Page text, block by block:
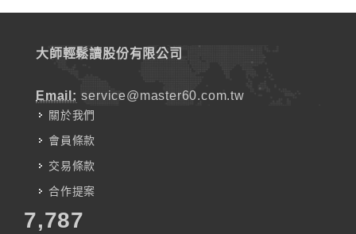
大師輕鬆讀股份有限公司
Email: service@master60.com.tw
關於我們
會員條款
交易條款
合作提案
7,787